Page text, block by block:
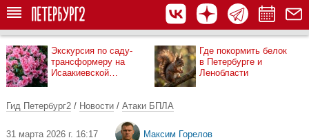
Экскурсия по саду-
трансформеру на
Исаакиевской
Где покормить белок
в Петербурге и
Ленобласти
Гид Петербург2 / Новости / Атаки БПЛА
31 марта 2026 г. 16:17 Максим Горелов